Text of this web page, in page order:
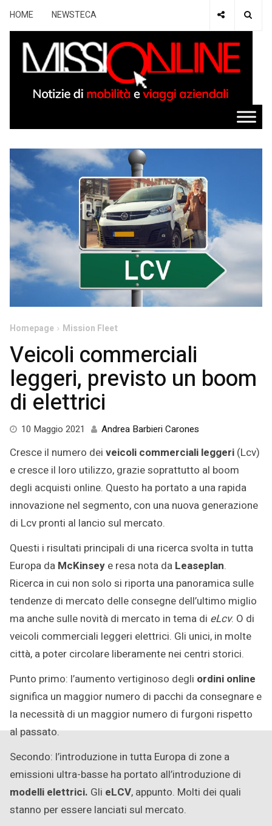
HOME NEWSTECA
Homepage Mission Fleet
Veicoli commerciali
leggeri, previsto un boom
di elettrici
10 Maggio 2021 12
2022
Andrea Barbieri Carones
Cresce il numero dei veicoli commerciali leggeri (Lcv)
e cresce il loro utilizzo, grazie soprattutto al boom
degli acquisti online. Questo ha portato a una rapida
innovazione nel segmento, con una nuova generazione
di Lcv pronti al lancio sul mercato.
Questi i risultati principali di una ricerca svolta in tutta
Europa da McKinsey e resa nota da Leaseplan.
Ricerca in cui non solo si riporta una panoramica sulle
tendenze di mercato delle consegne dell’ultimo miglio
ma anche sulle novità di mercato in tema di eLcv. O di
veicoli commerciali leggeri elettrici. Gli unici, in molte
città, a poter circolare liberamente nei centri storici.
Punto primo: l’aumento vertiginoso degli ordini online
significa un maggior numero di pacchi da consegnare e
la necessità di un maggior numero di furgoni rispetto
al passato.
Secondo: l’introduzione in tutta Europa di zone a
emissioni ultra-basse ha portato all’introduzione di
modelli elettrici. Gli eLCV, appunto. Molti dei quali
stanno per essere lanciati sul mercato.